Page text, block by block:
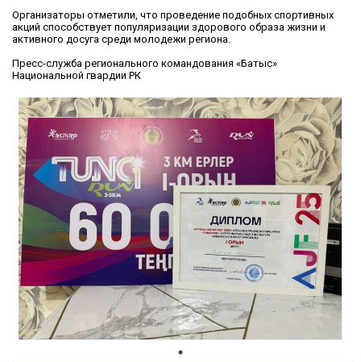
Организаторы отметили, что проведение подобных спортивных
акций способствует популяризации здорового образа жизни и
активного досуга среди молодежи региона.
Пресс-служба регионального командования «Батыс»
Национальной гвардии РК